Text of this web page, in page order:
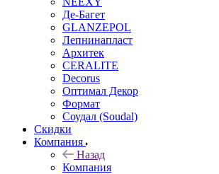
Де-Багет
GLANZEPOL
Лепнинапласт
Архитек
CERALITE
Decorus
Оптимал Декор
Формат
Соудал (Soudal)
Скидки
Компания
Назад
Компания